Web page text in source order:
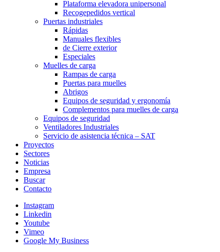
Plataforma elevadora unipersonal
Recogepedidos vertical
Puertas industriales
Rápidas
Manuales flexibles
de Cierre exterior
Especiales
Muelles de carga
Rampas de carga
Puertas para muelles
Abrigos
Equipos de seguridad y ergonomía
Complementos para muelles de carga
Equipos de seguridad
Ventiladores Industriales
Servicio de asistencia técnica – SAT
Proyectos
Sectores
Noticias
Empresa
Buscar
Contacto
Instagram
Linkedin
Youtube
Vimeo
Google My Business